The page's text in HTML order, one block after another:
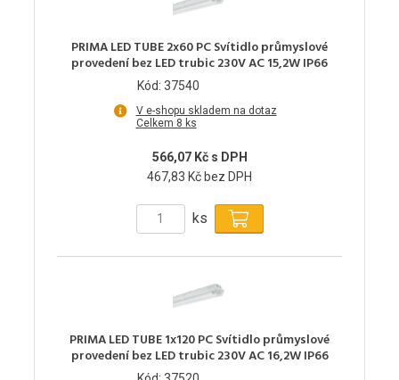
PRIMA LED TUBE 2x60 PC Svítidlo průmyslové
provedení bez LED trubic 230V AC 15,2W IP66
Kód: 37540
V e-shopu skladem na dotaz
Celkem 8 ks
566,07 Kč s DPH
467,83 Kč bez DPH
ks
PRIMA LED TUBE 1x120 PC Svítidlo průmyslové
provedení bez LED trubic 230V AC 16,2W IP66